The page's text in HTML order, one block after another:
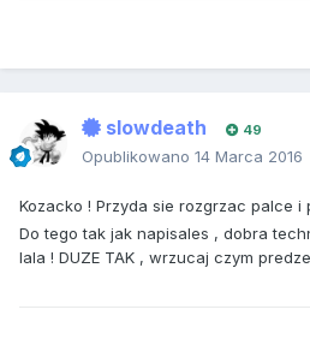
slowdeath 49
Opublikowano 14 Marca 2016
Kozacko ! Przyda sie rozgrzac palce i
Do tego tak jak napisales , dobra
lala ! DUZE TAK , wrzucaj czym